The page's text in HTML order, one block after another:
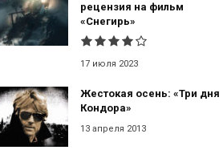
рецензия на фильм
«Снегирь»
17 июля 2023
Жестокая осень: «Три дня
Кондора»
13 апреля 2013